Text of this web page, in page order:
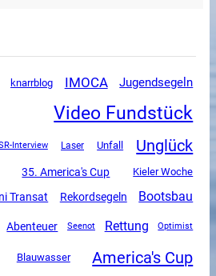
knarrblog IMOCA Jugendsegeln
Video Fundstück
Interview Laser Unfall Unglück
35. America's Cup Kieler Woche
Transat Rekordsegeln Bootsbau
Abenteuer Seenot Rettung Optimist
Blauwasser America's Cup